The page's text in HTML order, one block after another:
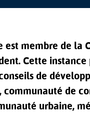
est membre de la
Cette
de
communauté de
urbaine,